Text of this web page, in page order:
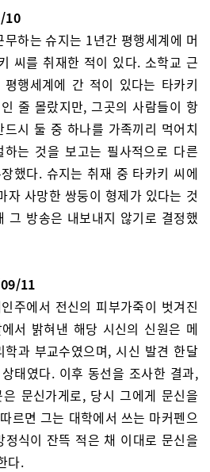
10
하는 슈지는 1년간 평행세계에 머
씨를 취재한 적이 있다. 소학교 근
행세계에 간 적이 있다는 타카키
줄 몰랐지만, 그곳의 사람들이 항
시 둘 중 하나를 가족끼리 먹어치
는 것을 보고는 필사적으로 다른
했다. 슈지는 취재 중 타카키 씨에
자 사망한 쌍둥이 형제가 있다는 것
그 방송은 내보내지 않기로 결정했
11
주에서 전신의 피부가죽이 벗겨진
서 밝혀낸 해당 시신의 신원은 메
학과 부교수였으며, 시신 발견 한달
태였다. 이후 동선을 조사한 결과,
문신가게로, 당시 그에게 문신을
르면 그는 대학에서 쓰는 마커펜으
식이 잔뜩 적은 채 이대로 문신을
다.